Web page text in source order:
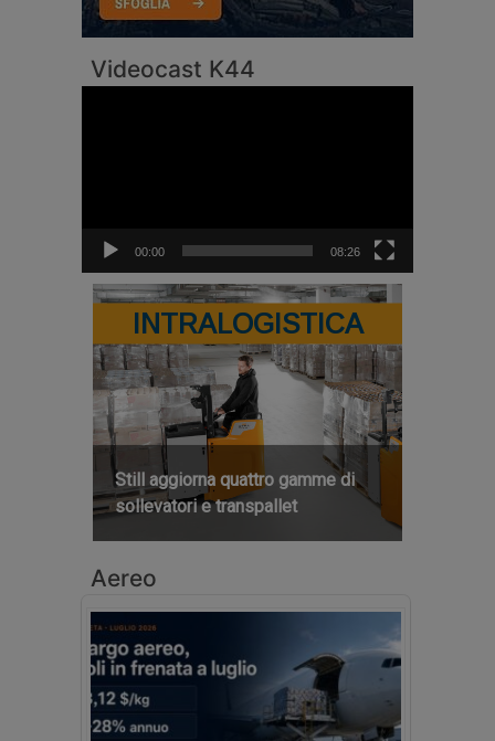
Videocast K44
00:00 08:26
INTRALOGISTICA
Still aggiorna quattro gamme di
sollevatori e transpallet
Aereo